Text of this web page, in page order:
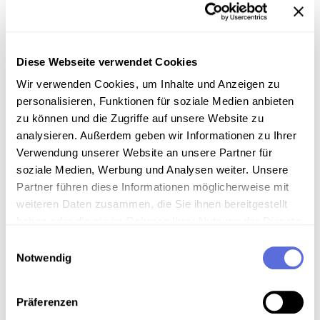
Diese Webseite verwendet Cookies
Wir verwenden Cookies, um Inhalte und Anzeigen zu
personalisieren, Funktionen für soziale Medien anbieten
zu können und die Zugriffe auf unsere Website zu
analysieren. Außerdem geben wir Informationen zu Ihrer
Verwendung unserer Website an unsere Partner für
soziale Medien, Werbung und Analysen weiter. Unsere
Partner führen diese Informationen möglicherweise mit
weiteren Daten zusammen, die Sie ihnen bereitgestellt
Notwendig
Präferenzen
"Westen", der im späten Oktober 1956 nach Polen
beschäftigte. Erinnerungsveranstaltung zum
"Ungarischen Freiheitskampf" (Club Bunter Vogel).
Wien, am 5. November 1986.
Sammlungsgeschichte
Sammlung Audio-Eigenaufnahmen der Österreichischen
Mediathek
Download